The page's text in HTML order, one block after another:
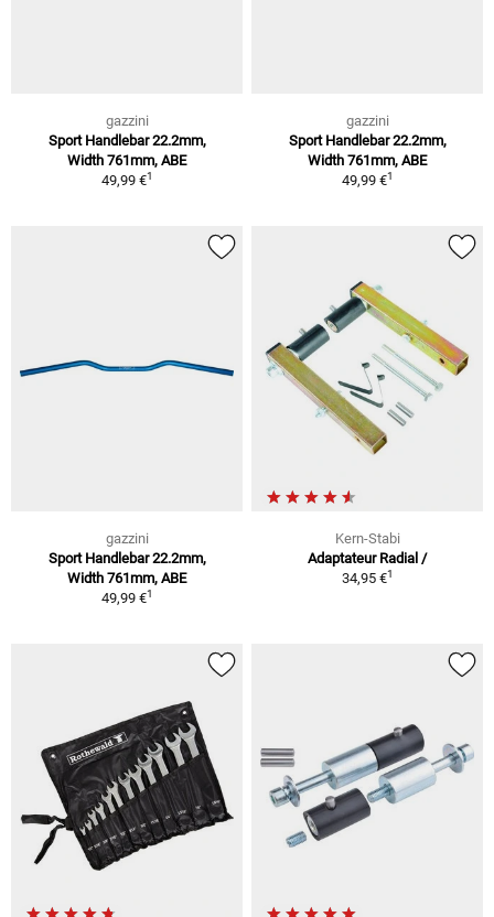
gazzini
Sport Handlebar 22.2mm,
Width 761mm, ABE
49,99 €1
gazzini
Sport Handlebar 22.2mm,
Width 761mm, ABE
49,99 €1
gazzini
Sport Handlebar 22.2mm,
Width 761mm, ABE
49,99 €1
Kern-Stabi
Adaptateur Radial /
34,95 €1